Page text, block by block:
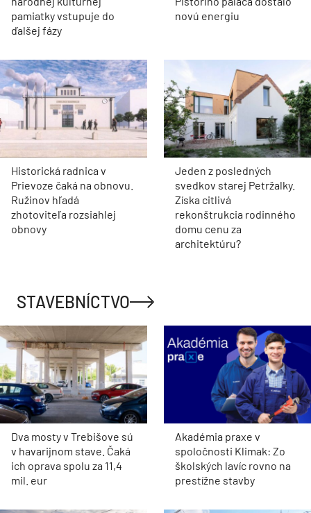
pamiatky vstupuje do
ďalšej fázy
novú energiu
Historická radnica v
Prievoze čaká na obnovu.
Ružinov hľadá
zhotoviteľa rozsiahlej
obnovy
Jeden z posledných
svedkov starej Petržalky.
Získa citlivá
rekonštrukcia rodinného
domu cenu za
architektúru?
STAVEBNÍCTVO
Dva mosty v Trebišove sú
v havarijnom stave. Čaká
ich oprava spolu za 11,4
mil. eur
Akadémia praxe v
spoločnosti Klimak: Zo
školských lavíc rovno na
prestížne stavby